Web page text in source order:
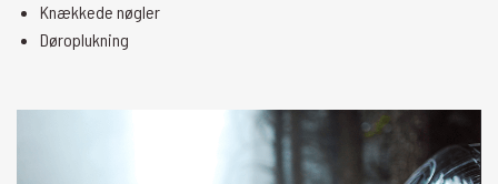
Knækkede nøgler
Døroplukning